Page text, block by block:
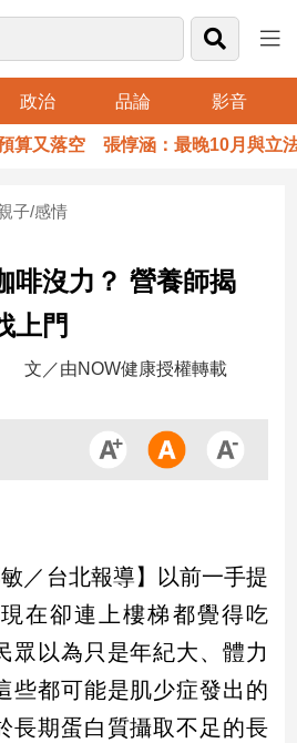
政治 品論 影音
落空 張惇涵：最晚10月與立法院
子/感情
啡沒力？ 營養師揭
上門
文／由NOW健康授權轉載
敏／台北報導】以前一手提
在卻連上樓梯都覺得吃
眾以為只是年紀大、體力
些都可能是肌少症發出的
長期蛋白質攝取不足的長